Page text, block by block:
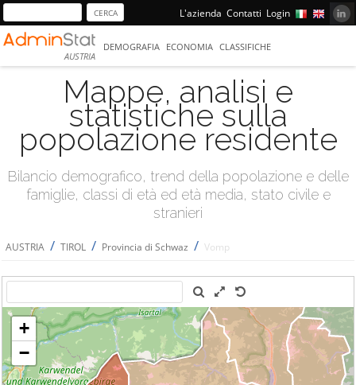
L'azienda Contatti Login
AUSTRIA
DEMOGRAFIA ECONOMIA CLASSIFICHE
Mappe, analisi e
statistiche sulla
popolazione residente
Bilancio demografico, trend della popolazione e delle
famiglie, classi di età ed età media, stato civile e
stranieri
AUSTRIA / TIROL / Provincia di Schwaz / Vomp